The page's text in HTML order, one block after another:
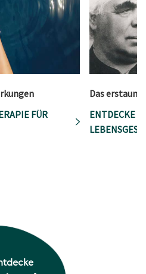
FÜR
Das
ENTDECKE